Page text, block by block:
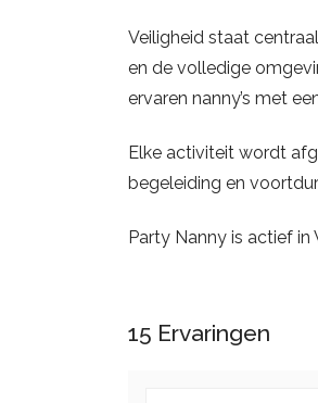
Veiligheid staat
en de volledige
ervaren nanny’s met
Elke activiteit wordt
begeleiding en
Party Nanny is actief
15 Ervaringen